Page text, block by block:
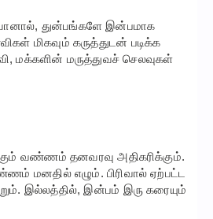
துன்பங்களே இன்பமாக
மிகவும் கருத்துடன் படிக்க
மக்களின் மருத்துவச் செலவுகள்
வண்ணம் தனவரவு அதிகரிக்கும்.
மனதில் எழும். பிரிவால் ஏற்பட்ட
இல்லத்தில், இன்பம் இரு கரையும்